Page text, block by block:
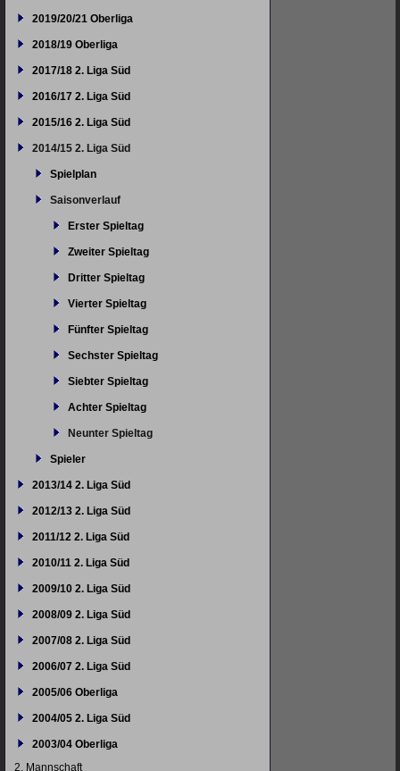
2019/20/21 Oberliga
2018/19 Oberliga
2017/18 2. Liga Süd
2016/17 2. Liga Süd
2015/16 2. Liga Süd
2014/15 2. Liga Süd
Spielplan
Saisonverlauf
Erster Spieltag
Zweiter Spieltag
Dritter Spieltag
Vierter Spieltag
Fünfter Spieltag
Sechster Spieltag
Siebter Spieltag
Achter Spieltag
Neunter Spieltag
Spieler
2013/14 2. Liga Süd
2012/13 2. Liga Süd
2011/12 2. Liga Süd
2010/11 2. Liga Süd
2009/10 2. Liga Süd
2008/09 2. Liga Süd
2007/08 2. Liga Süd
2006/07 2. Liga Süd
2005/06 Oberliga
2004/05 2. Liga Süd
2003/04 Oberliga
2. Mannschaft